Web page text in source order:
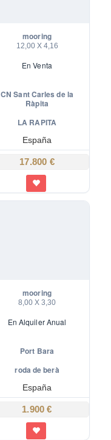
mooring
12,00 X 4,16
En Venta
CN Sant Carles de la
Ràpita
LA RAPITA
España
17.800 €
mooring
mooring
8,00 X 3,30
En Alquiler Anual
Port Bara
roda de berà
España
1.900 €